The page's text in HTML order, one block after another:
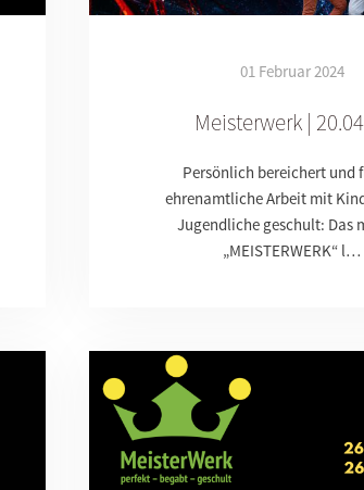
01 Februar 2024
Meisterwerk |
Persönlich bereichert und
ehrenamtliche Arbeit mit
Jugendliche geschult: Das
„MEISTERWERK“ l…